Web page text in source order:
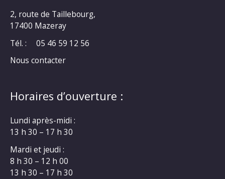
2, route de Taillebourg,
17400 Mazeray
Tél. :
05 46 59 12 56
Nous contacter
Horaires d’ouverture :
Lundi après-midi :
13 h 30 – 17 h 30
Mardi et jeudi :
8 h 30 – 12 h 00
13 h 30 – 17 h 30